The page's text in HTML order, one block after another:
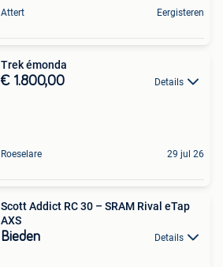
Attert Eergisteren
Trek émonda
€ 1.800,00 Details
Roeselare 29 jul 26
Scott Addict RC 30 – SRAM Rival eTap
AXS
Bieden Details